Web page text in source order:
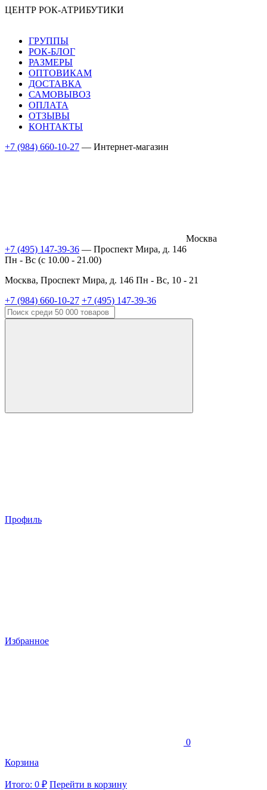
ЦЕНТР РОК-АТРИБУТИКИ
ГРУППЫ
РОК-БЛОГ
РАЗМЕРЫ
ОПТОВИКАМ
ДОСТАВКА
САМОВЫВОЗ
ОПЛАТА
ОТЗЫВЫ
КОНТАКТЫ
+7 (984) 660-10-27 — Интернет-магазин
Москва
+7 (495) 147-39-36 — Проспект Мира, д. 146
Пн - Вс (c 10.00 - 21.00)
Москва, Проспект Мира, д. 146 Пн - Вс, 10 - 21
+7 (984) 660-10-27 +7 (495) 147-39-36
Профиль
Избранное
0
Корзина
Итого: 0 ₽ Перейти в корзину